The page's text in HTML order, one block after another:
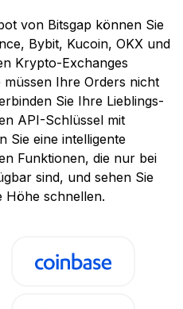
von Bitsgap können Sie
Bybit, Kucoin, OKX und
Krypto-Exchanges
müssen Ihre Orders nicht
Sie Ihre Lieblings-
API-Schlüssel mit
Sie eine intelligente
Funktionen, die nur bei
sind, und sehen Sie
Höhe schnellen.